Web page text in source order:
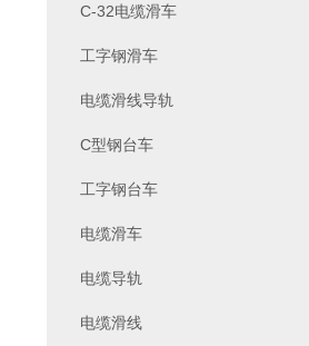
C-32电缆滑车
工字钢滑车
电缆滑线导轨
C型钢台车
工字钢台车
电缆滑车
电缆导轨
电缆滑线